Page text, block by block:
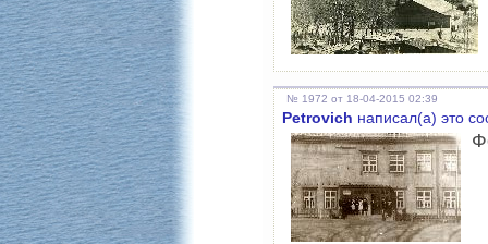
№ 1972 от 18-04-2015 02:39
Petrovich написал(а) это